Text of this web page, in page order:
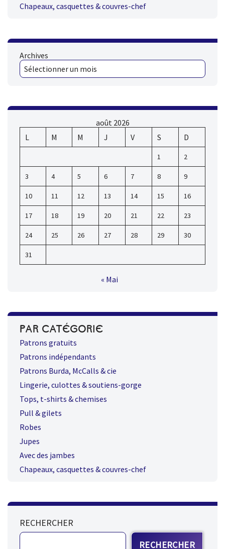
Chapeaux, casquettes & couvres-chef
Archives
août 2026
L
M M J V S D
1 2
3 4 5 6 7 8 9
10 11 12 13 14 15 16
17 18 19 20 21 22 23
24 25 26 27 28 29 30
31
« Mai
PAR CATÉGORIE
Patrons gratuits
Patrons indépendants
Patrons Burda, McCalls & cie
Lingerie, culottes & soutiens-gorge
Tops, t-shirts & chemises
Pull & gilets
Robes
Jupes
Avec des jambes
Chapeaux, casquettes & couvres-chef
RECHERCHER
RECHERCHER